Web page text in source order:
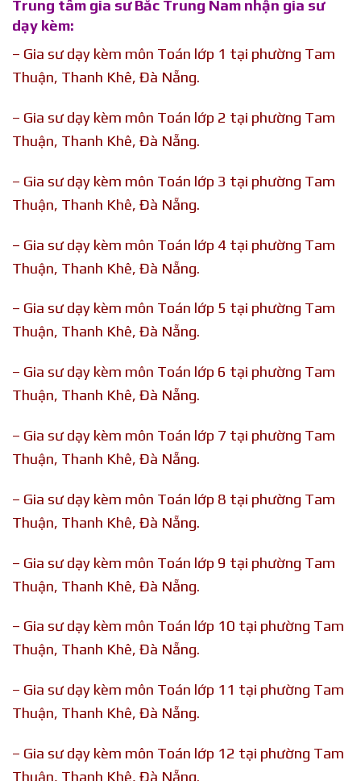
Trung tâm gia sư Bắc Trung Nam nhận gia sư
dạy kèm:
– Gia sư dạy kèm môn Toán lớp 1 tại phường Tam
Thuận, Thanh Khê, Đà Nẵng.
– Gia sư dạy kèm môn Toán lớp 2 tại phường Tam
Thuận, Thanh Khê, Đà Nẵng.
– Gia sư dạy kèm môn Toán lớp 3 tại phường Tam
Thuận, Thanh Khê, Đà Nẵng.
– Gia sư dạy kèm môn Toán lớp 4 tại phường Tam
Thuận, Thanh Khê, Đà Nẵng.
– Gia sư dạy kèm môn Toán lớp 5 tại phường Tam
Thuận, Thanh Khê, Đà Nẵng.
– Gia sư dạy kèm môn Toán lớp 6 tại phường Tam
Thuận, Thanh Khê, Đà Nẵng.
– Gia sư dạy kèm môn Toán lớp 7 tại phường Tam
Thuận, Thanh Khê, Đà Nẵng.
– Gia sư dạy kèm môn Toán lớp 8 tại phường Tam
Thuận, Thanh Khê, Đà Nẵng.
– Gia sư dạy kèm môn Toán lớp 9 tại phường Tam
Thuận, Thanh Khê, Đà Nẵng.
– Gia sư dạy kèm môn Toán lớp 10 tại phường Tam
Thuận, Thanh Khê, Đà Nẵng.
– Gia sư dạy kèm môn Toán lớp 11 tại phường Tam
Thuận, Thanh Khê, Đà Nẵng.
– Gia sư dạy kèm môn Toán lớp 12 tại phường Tam
Thuận, Thanh Khê, Đà Nẵng.